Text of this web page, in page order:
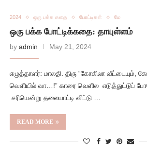
2024 ஒரு பக்க கதை போட்டிகள் மே
ஒரு பக்க போட்டிக்கதை: தாயுள்ளம்
by admin May 21, 2024
எழுத்தாளர்: மாலதி. திரு “கோகிலா வீட்டையும்,
வெளியில் வா…!” காரை வெளில எடுத்துட்டுப்
சரியென்று தலையாட்டி விட்டு …
READ MORE